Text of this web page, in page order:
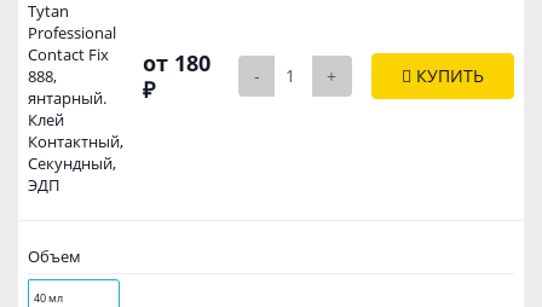
Tytan
Professional
Contact Fix
888,
янтарный.
Клей
Контактный,
Секундный,
ЭДП
от 180
₽
- + КУПИТЬ
Объем
40 мл